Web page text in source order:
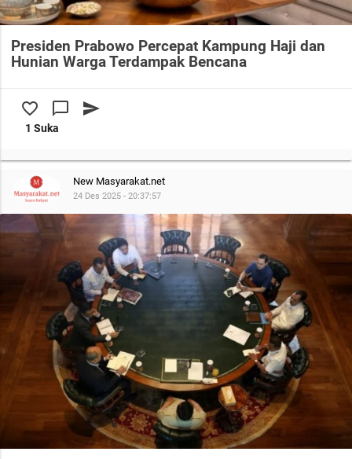
Presiden Prabowo Percepat Kampung Haji dan
Hunian Warga Terdampak Bencana
favorite_border chat_bubble_outline send
1 Suka
New Masyarakat.net
24 Des 2025 - 20:37:57